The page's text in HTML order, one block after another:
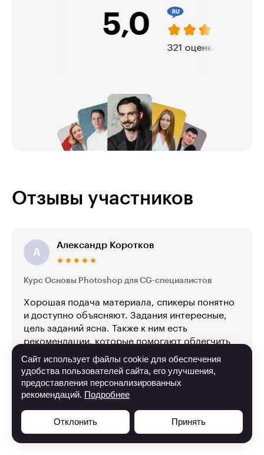
321 оценка
Отзывы участников
А
Александр Коротков
Курс Основы Photoshop для CG-специалистов
Хорошая подача материала, спикеры понятно
и доступно объясняют. Задания интересные,
цель заданий ясна. Также к ним есть
рекомендации, которые помогают облегчить
выполнение работы. Куратор всегда
подскажет, как исправить недочёты, может
дать рекомендации к заданию, объяснит
непонятные моменты.
Сайт использует файлы cookie для обеспечения
удобства пользователей сайта, его улучшения,
предоставления персонализированных
рекомендаций. Подробнее
Отклонить Принять